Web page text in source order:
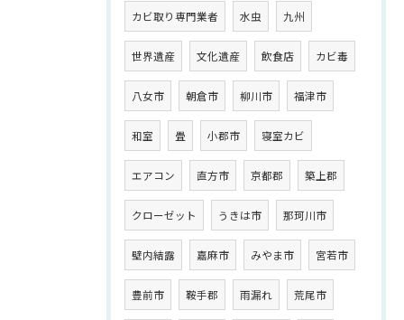
カビ取り専門業者 水虫 九州
世界遺産 文化遺産 飲食店 カビ毒
八女市 朝倉市 柳川市 福津市
和室 畳 小郡市 寝室カビ
エアコン 直方市 京都郡 築上郡
クローゼット うきは市 那珂川市
壁内結露 嘉麻市 みやま市 宮若市
豊前市 鞍手郡 雨漏れ 荒尾市